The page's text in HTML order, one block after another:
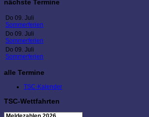
nächste Termine
Do 09. Juli
Sommerferien
Do 09. Juli
Sommerferien
Do 09. Juli
Sommerferien
alle Termine
TSC-Kalender
TSC-Wettfahrten